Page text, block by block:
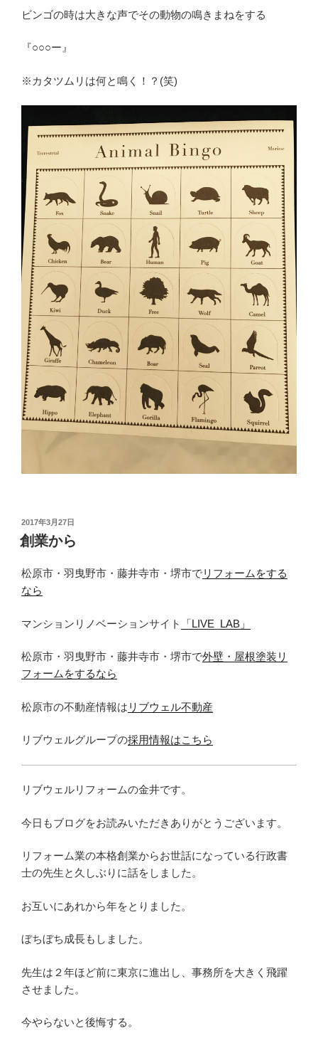
ビンゴの時は大きな声でその動物の鳴きまねをする
『○○○ー』
※カタツムリは何と鳴く！？(笑)
投
稿
日:
2017年3月27日
創業から
松原市・羽曳野市・藤井寺市・堺市でリフォームをする
なら
マンションリノベーションサイト 「LIVE_LAB」
松原市・羽曳野市・藤井寺市・堺市で外壁・屋根塗装リ
フォームをするなら
松原市の不動産情報は リブウェル不動産
リブウェルグループの採用情報はこちら
リブウェルリフォームの金井です。
今日もブログをお読みいただきありがとうございます。
リフォーム業の本格創業からお世話になっている行政書
士の先生と久しぶりに話をしました。
お互いにあれから年をとりました。
ぼちぼち成長もしました。
先生は２年ほど前に東京に進出し、事務所を大きく飛躍
させました。
今やらないと後悔する。